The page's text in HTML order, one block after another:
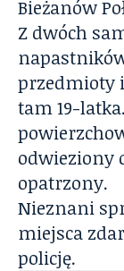
Bieżanów
Z dwóch
przedmioty
tam 19-
odwieziony
opatrzony.
Nieznani
miejsca
policję.